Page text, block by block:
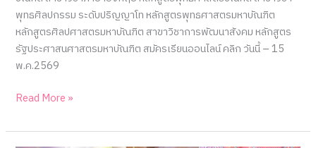
พุทธศิลปกรรม ระดับปริญญาโท หลักสูตรพุทธศาสตรมหาบัณฑิต
หลักสูตรศิลปศาสตรมหาบัณฑิต สาขาวิชาการพัฒนาสังคม หลักสูตร
รัฐประศาสนศาสตรมหาบัณฑิต สมัครเรียนออนไลน์ คลิก วันนี้ – 15
พ.ค.2569
วิทยาลัย
เชียงราย
Read More »